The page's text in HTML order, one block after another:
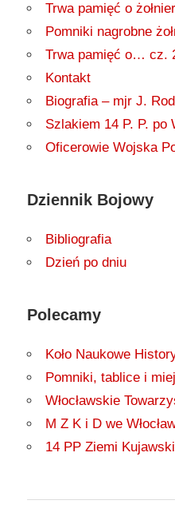
Trwa pamięć o
Pomniki nagrobne
Trwa pamięć o… cz.
Kontakt
Biografia – mjr J.
Szlakiem 14 P. P. po
Oficerowie Wojska
Dziennik Bojowy
Bibliografia
Dzień po dniu
Polecamy
Koło Naukowe
Pomniki, tablice i
Włocławskie
M Z K i D we
14 PP Ziemi